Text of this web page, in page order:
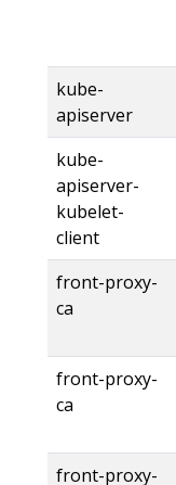
kube-
apiserver
kube-
apiserver-
kubelet-
client
front-proxy-
ca
front-proxy-
ca
front-proxy-